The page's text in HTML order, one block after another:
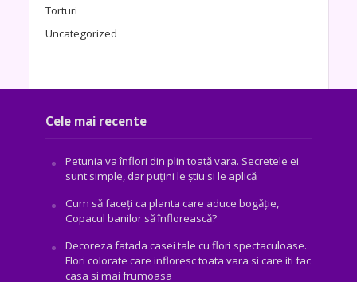
Torturi
Uncategorized
Cele mai recente
Petunia va înflori din plin toată vara. Secretele ei
sunt simple, dar puțini le știu si le aplică
Cum să faceți ca planta care aduce bogăţie,
Copacul banilor să înflorească?
Decoreza fatada casei tale cu flori spectaculoase.
Flori colorate care infloresc toata vara si care iti fac
casa si mai frumoasa